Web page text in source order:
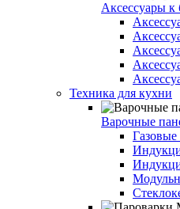
Аксессуары к
Техника для кухни
Варочные